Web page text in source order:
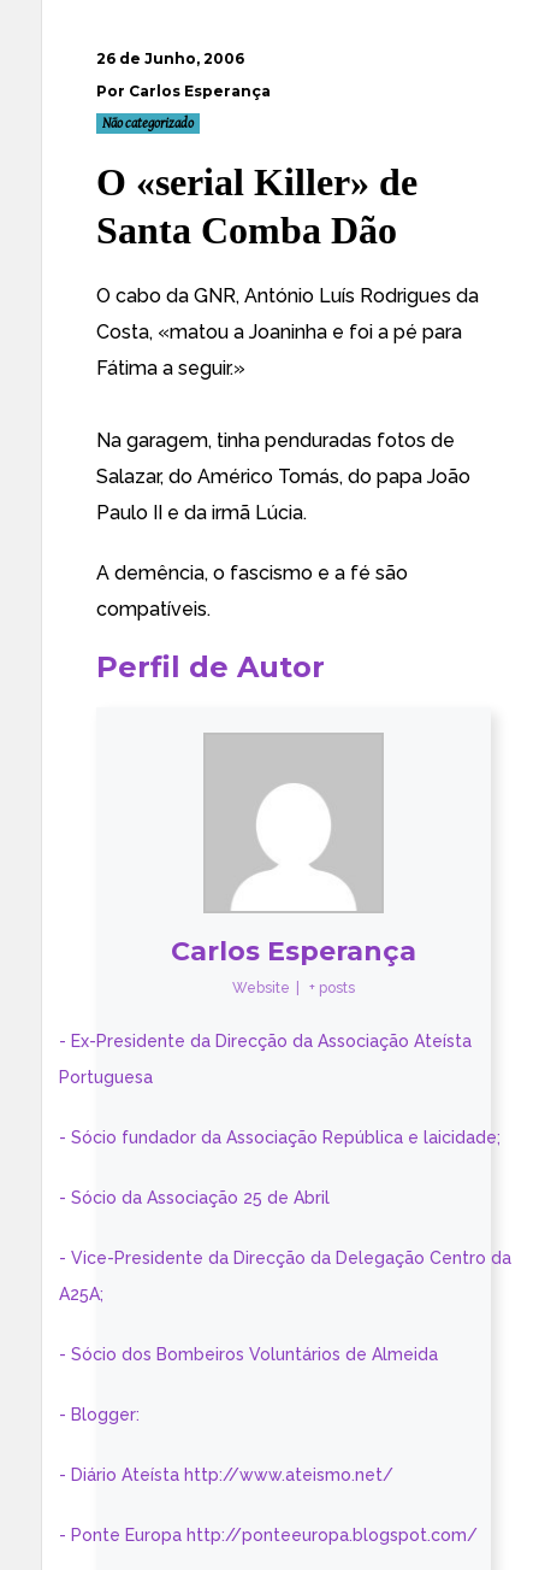
26 de Junho, 2006
Por Carlos Esperança
Não categorizado
O «serial Killer» de
Santa Comba Dão
O cabo da GNR, António Luís Rodrigues da
Costa, «matou a Joaninha e foi a pé para
Fátima a seguir.»
Na garagem, tinha penduradas fotos de
Salazar, do Américo Tomás, do papa João
Paulo II e da irmã Lúcia.
A demência, o fascismo e a fé são
compatíveis.
Perfil de Autor
Carlos Esperança
Website + posts
- Ex-Presidente da Direcção da Associação Ateísta
Portuguesa
- Sócio fundador da Associação República e laicidade;
- Sócio da Associação 25 de Abril
- Vice-Presidente da Direcção da Delegação Centro da
A25A;
- Sócio dos Bombeiros Voluntários de Almeida
- Blogger:
- Diário Ateísta http://www.ateismo.net/
- Ponte Europa http://ponteeuropa.blogspot.com/